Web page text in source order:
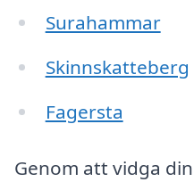
Surahammar
Skinnskatteberg
Fagersta
Genom att vidga